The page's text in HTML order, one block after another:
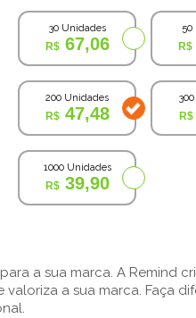
30 Unidades
67,06
50
200 Unidades
47,48
1000 Unidades
39,90
a sua marca. A Remind
a sua marca. Faça